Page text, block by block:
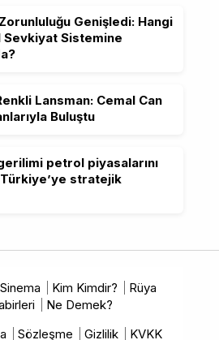
Genişledi: Hangi
Sistemine
Lansman: Cemal Can
Buluştu
petrol piyasalarını
Türkiye’ye stratejik
Sinema Kim Kimdir?
Rüya
Ne Demek?
Sözleşme Gizlilik KVKK